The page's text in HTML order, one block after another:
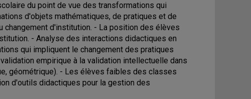
du point de vue des transformations qui
d'objets mathématiques, de pratiques et de
d'institution. - La position des élèves
- Analyse des interactions didactiques en
qui impliquent le changement des pratiques
empirique à la validation intellectuelle dans
géométrique). - Les élèves faibles des classes
d'outils didactiques pour la gestion des